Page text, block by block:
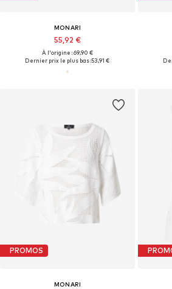
MONARI
55,92 €
À l'origine : 69,90 €
Dernier prix le plus bas :53,91 €
PROMOS
MONARI